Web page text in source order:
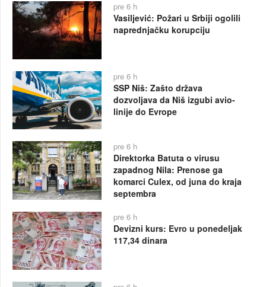
pre 6 h
Vasiljević: Požari u Srbiji ogolili
naprednjačku korupciju
pre 6 h
SSP Niš: Zašto država
dozvoljava da Niš izgubi avio-
linije do Evrope
pre 6 h
Direktorka Batuta o virusu
zapadnog Nila: Prenose ga
komarci Culex, od juna do kraja
septembra
pre 6 h
Devizni kurs: Evro u ponedeljak
117,34 dinara